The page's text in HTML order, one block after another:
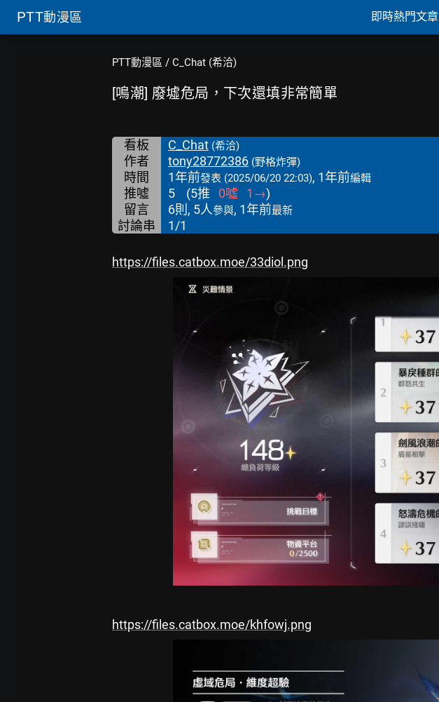
PTT動漫區 即時熱門文章
PTT動漫區 / C_Chat (希洽)
[鳴潮] 廢墟危局，下次還填非常簡單
看板 C_Chat (希洽)
作者 tony28772386 (野格炸彈)
時間 1年前發表 (2025/06/20 22:03), 1年前編輯
推噓 5 (5推 0噓 1 →)
留言
6則, 5人參與, 1年前最新
討論串 1/1
https://files.catbox.moe/33diol.png
https://files.catbox.moe/khfowj.png